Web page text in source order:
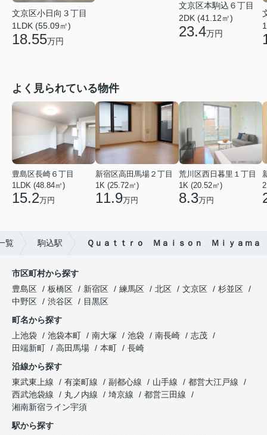
文京区小日向３丁目
1LDK (55.09㎡)
18.55万円
文京区本駒込６丁目
2DK (41.12㎡)
23.4万円
よく見られている物件
豊島区長崎６丁目
1LDK (48.84㎡)
15.2万円
新宿区高田馬場２丁目
1K (25.72㎡)
11.9万円
荒川区西日暮里１丁目
1K (20.52㎡)
8.3万円
覧 駒込駅 Ｑｕａｔｔｒｏ Ｍａｉｓｏｎ Ｍｉｙａｍａ
市区町村から探す
豊島区
板橋区 新宿区 練馬区 北区 文京区
杉並区
中野区
渋谷区
目黒区
町名から探す
上池袋
池袋本町 南大塚 池袋 南長崎
志茂
田端新町
高田馬場 本町
長崎
沿線から探す
東武東上線
有楽町線 副都心線 山手線
都営大江戸線
西武池袋線
丸ノ内線 埼京線
都営三田線
湘南新宿ライン宇須
駅から探す